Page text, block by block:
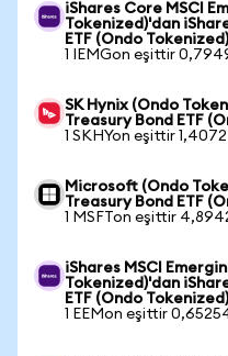
iShares Core MSCI
Tokenized)'dan
ETF (Ondo
1 IEMGon eşittir
SK Hynix (Ondo
Treasury Bond ETF
1 SKHYon eşittir
Microsoft (Ondo
Treasury Bond ETF
1 MSFTon eşittir
iShares MSCI
Tokenized)'dan
ETF (Ondo
1 EEMon eşittir